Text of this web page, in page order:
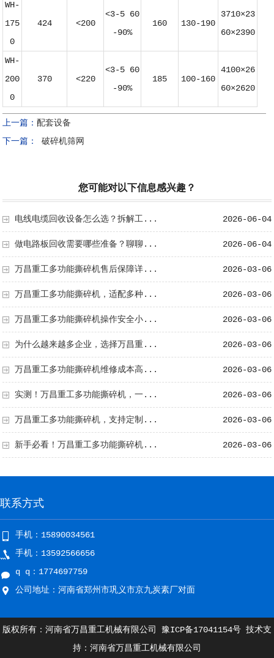
WH-
175
0
424 <200
<3-5 60
-90%
160 130-190
3710×23
60×2390
WH-
200
0
370 <220
<3-5 60
-90%
185 100-160
4100×26
60×2620
上一篇： 配套设备
下一篇：
破碎机筛网
您可能对以下信息感兴趣？
2026-06-04
电线电缆回收设备怎么选？拆解工...
2026-06-04
做电路板回收需要哪些准备？聊聊...
2026-03-06
万昌重工多功能撕碎机售后保障详...
2026-03-06
万昌重工多功能撕碎机，适配多种...
2026-03-06
万昌重工多功能撕碎机操作安全小...
2026-03-06
为什么越来越多企业，选择万昌重...
2026-03-06
万昌重工多功能撕碎机维修成本高...
2026-03-06
实测！万昌重工多功能撕碎机，一...
2026-03-06
万昌重工多功能撕碎机，支持定制...
2026-03-06
新手必看！万昌重工多功能撕碎机...
联系方式
手机：15890034561
手机：13592566656
q q：1774697759
公司地址：河南省郑州市巩义市京九炭素厂对面
版权所有：河南省万昌重工机械有限公司 豫ICP备17041154号 技术支
持：河南省万昌重工机械有限公司